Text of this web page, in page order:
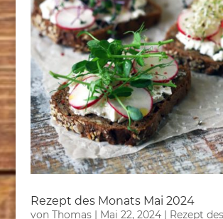
Rezept des Monats Mai 2024
von Thomas| Mai 22, 2024| Rezept